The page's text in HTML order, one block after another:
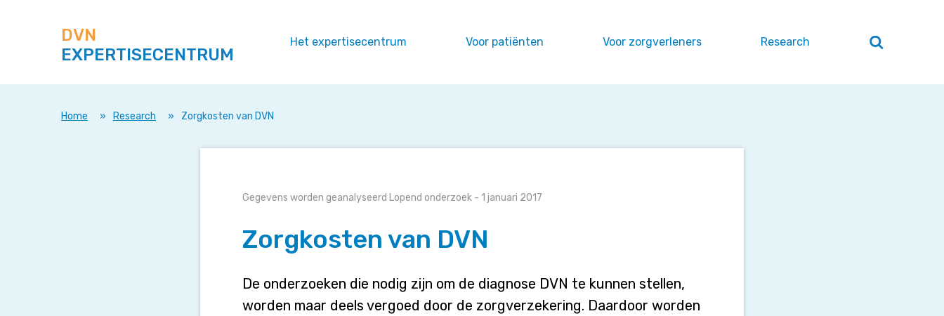
naar
content
deze
site
DVN
EXPERTISECENTRUM
Het expertisecentrum Voor patiënten Voor zorgverleners Research Zoeken
sluiten
Home » Research » Zorgkosten van DVN
Zorgkosten
DVN
Gegevens worden geanalyseerd Lopend onderzoek - 1 januari 2017
Zorgkosten van DVN
De onderzoeken die nodig zijn om de diagnose DVN te kunnen stellen,
worden maar deels vergoed door de zorgverzekering. Daardoor worden